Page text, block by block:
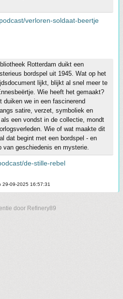
verloren-soldaat-beertje
Rotterdam duikt een
bordspel uit 1945. Wat op het
lijkt, blijkt al snel meer te
Wie heeft het gemaakt?
duiken we in een fascinerend
satire, verzet, symboliek en
een vondst in de collectie, mondt
Wie of wat maakte dit
dat begint met een bordspel - en
van geschiedenis en mysterie.
de-stille-rebel
29-09-2025 16:57:31
door Refinery89